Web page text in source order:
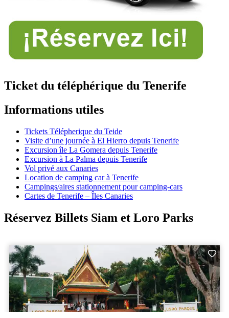
Ticket du téléphérique du Tenerife
Informations utiles
Tickets Télépherique du Teide
Visite d’une journée à El Hierro depuis Tenerife
Excursion île La Gomera depuis Tenerife
Excursion à La Palma depuis Tenerife
Vol privé aux Canaries
Location de camping car à Tenerife
Campings/aires stationnement pour camping-cars
Cartes de Tenerife – Îles Canaries
Réservez Billets Siam et Loro Parks